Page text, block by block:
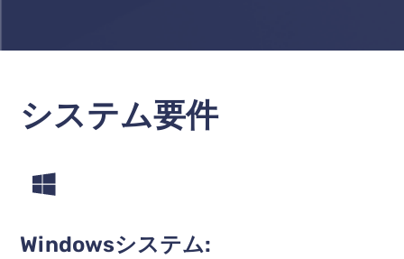
システム要件
Windowsシステム: